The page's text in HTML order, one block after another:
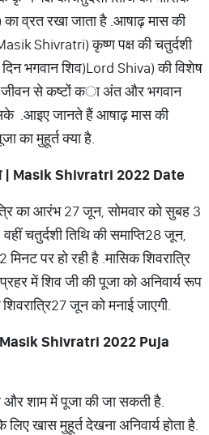
व्रत रखा जाता है .आषाढ़ मास की
Shivratri) कृष्ण पक्ष की चतुर्दशी
भगवान शिव(Lord Shiva) की विशेष
जीवन से कष्टों का अंत और भगवान
.आइए जानते हैं आषाढ़ मास की
का मुहूर्त क्या है.
| Masik Shivratri 2022 Date
का आरंभ 27 जून, सोमवार को सुबह 3
वहीं चतुर्दशी तिथि की समाप्ति28 जून,
पर हो रही है .मासिक शिवरात्रि
में शिव जी की पूजा को अनिवार्य रूप
27 जून को मनाई जाएगी.
Shivratri 2022 Puja
और शाम में पूजा की जा सकती है.
लिए खास मुहूर्त देखना अनिवार्य होता है.